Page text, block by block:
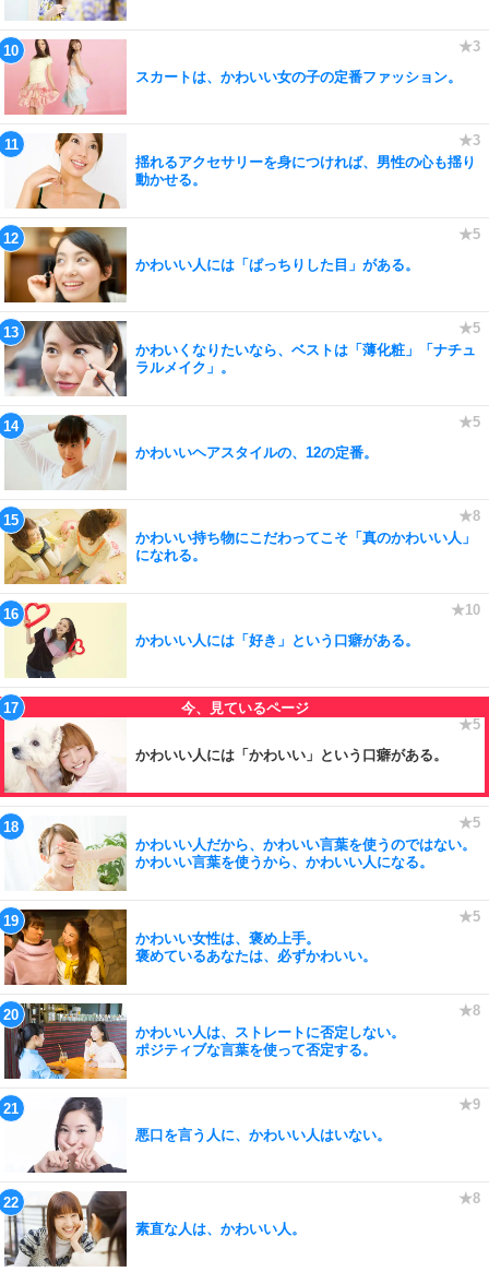
スカートは、かわいい女の子の定番ファッション。
揺れるアクセサリーを身につければ、男性の心も揺り
動かせる。
かわいい人には「ぱっちりした目」がある。
かわいくなりたいなら、ベストは「薄化粧」「ナチュ
ラルメイク」。
かわいいヘアスタイルの、12の定番。
かわいい持ち物にこだわってこそ「真のかわいい人」
になれる。
かわいい人には「好き」という口癖がある。
かわいい人には「かわいい」という口癖がある。
かわいい人だから、かわいい言葉を使うのではない。
かわいい言葉を使うから、かわいい人になる。
かわいい女性は、褒め上手。
褒めているあなたは、必ずかわいい。
かわいい人は、ストレートに否定しない。
ポジティブな言葉を使って否定する。
悪口を言う人に、かわいい人はいない。
素直な人は、かわいい人。